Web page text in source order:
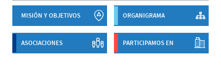
MISIÓN Y OBJETIVOS ORGANIGRAMA
ASOCIACIONES PARTICIPAMOS EN